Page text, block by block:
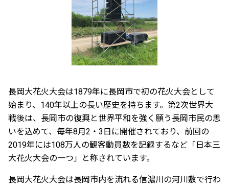
長岡大花火大会は1879年に長岡市で初の花火大会として
始まり、140年以上の長い歴史を持ちます。第2次世界大
戦後は、長岡市の復興と世界平和を強く願う長岡市民の思
いを込めて、毎年8月2・3日に開催されており、前回の
2019年には108万人の観客動員数を記録するなど「日本三
大花火大会の一つ」と称されています。
長岡大花火大会は長岡市内を流れる信濃川の河川敷で行わ